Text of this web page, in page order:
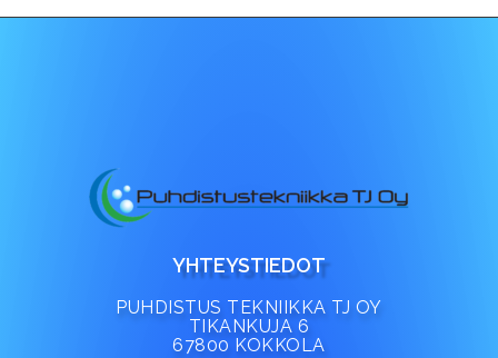
YHTEYSTIEDOT
PUHDISTUS TEKNIIKKA TJ OY
TIKANKUJA 6
67800 KOKKOLA